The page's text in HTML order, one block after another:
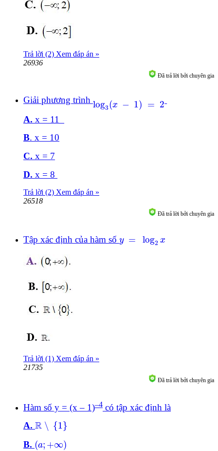
Trả lời (2) Xem đáp án »
26936
Đã trả lời bởi chuyên gia
Giải phương trình log3(x − 1) = 2
log ( =
A. x = 11
B. x = 10
C. x = 7
D. x = 8
Trả lời (2) Xem đáp án »
26518
Đã trả lời bởi chuyên gia
Tập xác định của hàm số y = log2 x
log
Trả lời (1) Xem đáp án »
21735
Đã trả lời bởi chuyên gia
Hàm số y = (x – 1)–4 có tập xác định là
A. R \ {1}
ℝ \
B. (a; +∞)
a ∞